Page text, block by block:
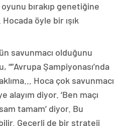
bırakıp genetiğine
öyle bir ışık
savunmacı olduğunu
“”Avrupa Şampiyonası’nda
Hoca çok savunmacı
alayım diyor. ‘Ben maçı
tamam’ diyor. Bu
Geçerli de bir strateji